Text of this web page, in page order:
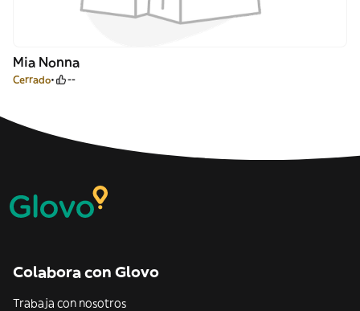
Mia Nonna
Cerrado --
Colabora con Glovo
Trabaja con nosotros